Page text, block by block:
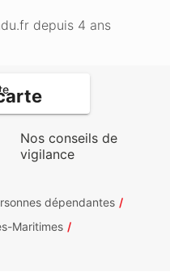
depuis 4 ans
Nos conseils de
vigilance
dépendantes
Maritimes